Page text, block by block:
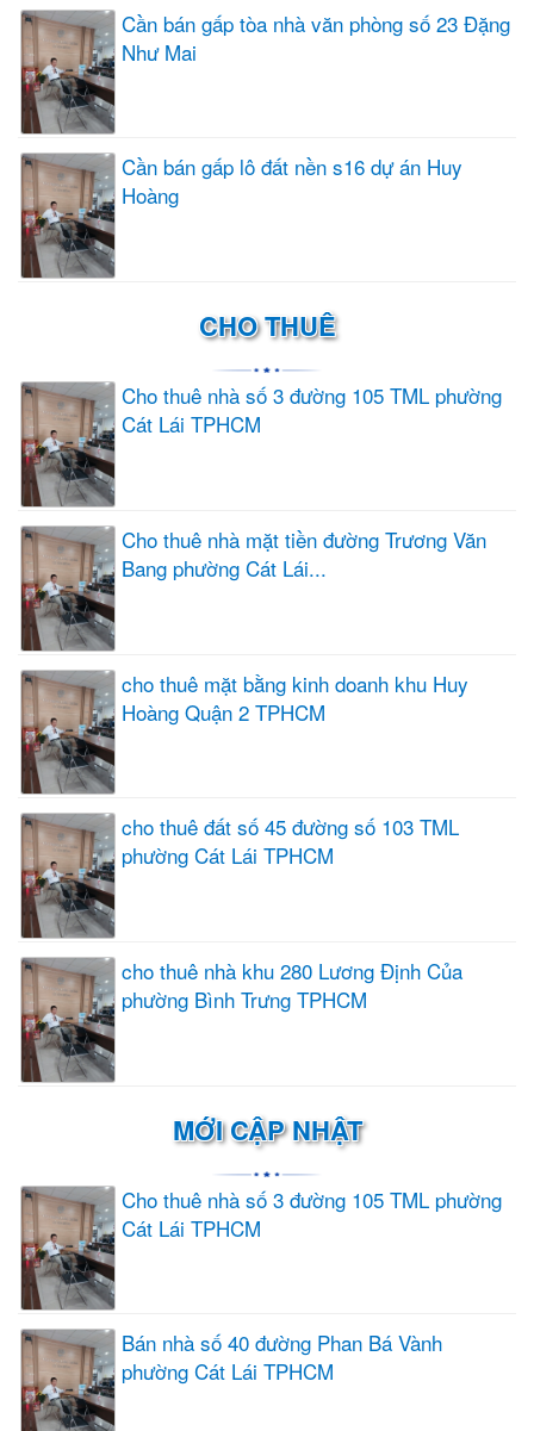
Cần bán gấp tòa nhà văn phòng số 23 Đặng
Như Mai
Cần bán gấp lô đất nền s16 dự án Huy
Hoàng
CHO THUÊ
Cho thuê nhà số 3 đường 105 TML phường
Cát Lái TPHCM
Cho thuê nhà mặt tiền đường Trương Văn
Bang phường Cát Lái...
cho thuê mặt bằng kinh doanh khu Huy
Hoàng Quận 2 TPHCM
cho thuê đất số 45 đường số 103 TML
phường Cát Lái TPHCM
cho thuê nhà khu 280 Lương Định Của
phường Bình Trưng TPHCM
MỚI CẬP NHẬT
Cho thuê nhà số 3 đường 105 TML phường
Cát Lái TPHCM
Bán nhà số 40 đường Phan Bá Vành
phường Cát Lái TPHCM